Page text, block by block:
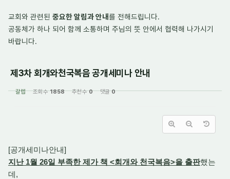
교회와 관련된 중요한 알림과 안내를 전해드립니다.
공동체가 하나 되어 함께 소통하며 주님의 뜻 안에서 협력해 나가시기
바랍니다.
제3차 회개와천국복음 공개세미나 안내
갈렙 조회 수1858 추천 수0 댓글0
[공개세미나안내]
지난 1월 26일 부족한 제가 책 <회개와 천국복음>을 출판했는
데,